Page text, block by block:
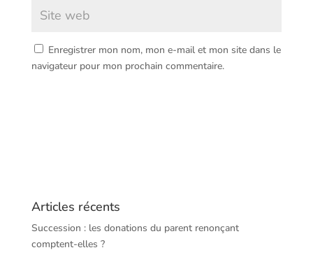
Enregistrer mon nom, mon e-mail et mon site dans le
navigateur pour mon prochain commentaire.
Articles récents
Succession : les donations du parent renonçant
comptent-elles ?